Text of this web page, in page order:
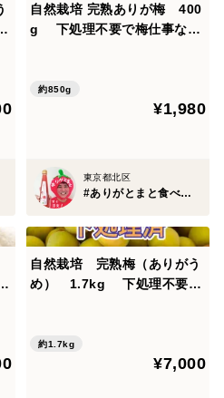
自然栽培 完熟ありが梅 400
g 下処理不要で梅仕事なん
完成も早いよ！ 残りわずか
約850g
¥1,980
東京都北区
#ありがとまと食べチョク店
自然栽培 完熟梅（ありがう
め） 1.7kg 下処理不要で
い しかも完成も早いよ！
約1.7kg
¥7,000